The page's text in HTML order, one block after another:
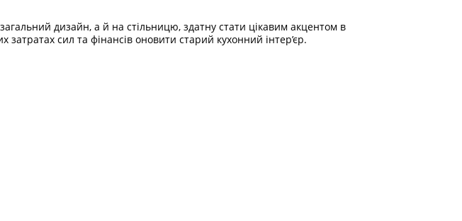
дизайн, а й на стільницю, здатну стати цікавим акцентом в
сил та фінансів оновити старий кухонний інтер’єр.